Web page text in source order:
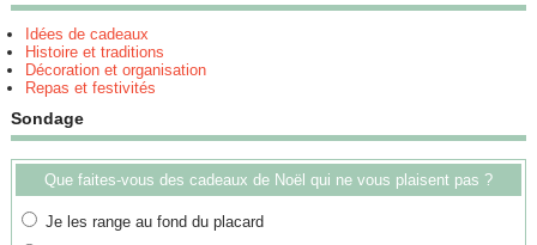
Idées de cadeaux
Histoire et traditions
Décoration et organisation
Repas et festivités
Sondage
Que faites-vous des cadeaux de Noël qui ne vous plaisent pas ?
Je les range au fond du placard